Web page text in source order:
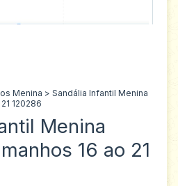
Menina > Sandália Infantil Menina
120286
Menina
16 ao 21